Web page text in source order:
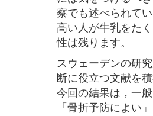
察でも述べられて
高い人が牛乳をた
性は残ります。
スウェーデンの研
断に役立つ文献を
今回の結果は，一
「骨折予防によい